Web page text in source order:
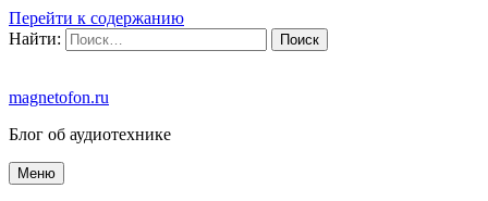
Перейти к содержанию
Найти:
magnetofon.ru
Блог об аудиотехнике
Меню